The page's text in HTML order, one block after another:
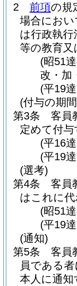
2
前項の規
場合にお
は行政執
等の教育
(昭51
改・加
(平19
(付与の期
第3条
客員
定めて付
(平16
(平19
(選考)
第4条
客員
はこれに
(昭51
(平19
(通知)
第5条
客員
員である
本人に通